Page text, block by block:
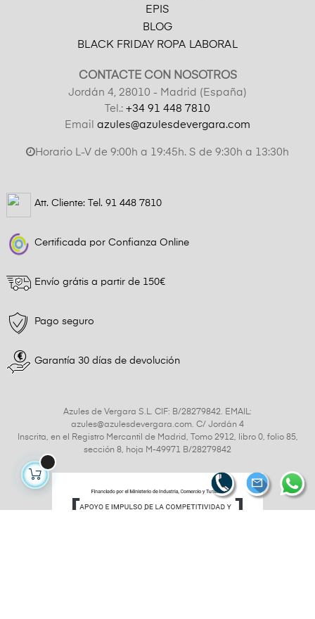
EPIS
BLOG
BLACK FRIDAY ROPA LABORAL
CONTACTE CON NOSOTROS
Jordán 4, 28010 - Madrid (España)
Tel.: +34 91 448 7810
Email azules@azulesdevergara.com
Horario L-V de 9:00h a 19:45h. S de 9:30h a 13:30h
Att. Cliente: Tel. 91 448 7810
Certificada por Confianza Online
Envío grátis a partir de 150€
Pago seguro
Garantía 30 días de devolución
Azules de Vergara S.L. CIF: B/28279842. EMAIL:
azules@azulesdevergara.com. C/ Jordán 4
Inscrita, en el Registro Mercantil de Madrid, Tomo 2912, libro 0, folio 85,
sección 8, hoja M-49971 B/28279842